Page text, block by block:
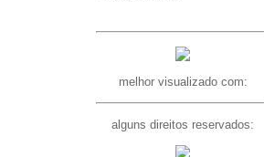
melhor visualizado com:
alguns direitos reservados: